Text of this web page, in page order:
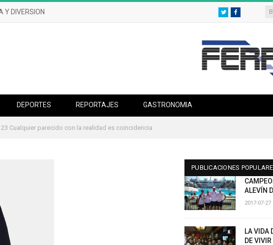
EFERVESCENTE TwitterFacebook
DEPORTES REPORTAJES GASTRONOMIA
23 Cualquier parecido con la realidad es coincidencia
PUBLICACIONES
ALEVÍN
2017-07-27
LA VIDA
DE VIVIR